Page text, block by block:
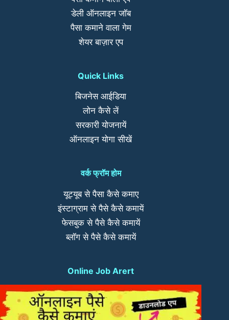
डेली ऑनलाइन जॉब
पैसा कमाने वाला गेम
शेयर बाज़ार एप
Quick Links
बिजनेस आईडिया
लोन कैसे लें
सरकारी योजनायें
ऑनलाइन योगा सीखें
वर्क फ्रॉम होम
यूट्यूब से पैसा कैसे कमाए
इंस्टाग्राम से पैसे कैसे कमायें
फेसबुक से पैसे कैसे कमायें
ब्लॉग से पैसे कैसे कमायें
Online Job Arert